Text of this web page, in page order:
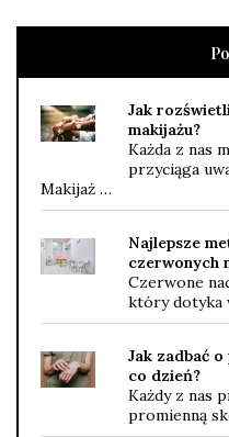
Jak
makijażu?
Każda z nas
przyciąga
Makijaż …
Najlepsze
czerwonych
Czerwone
który dotyka
Jak zadbać
co dzień?
Każdy z nas
promienną